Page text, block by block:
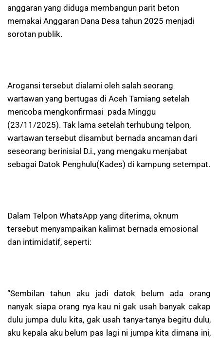
anggaran yang diduga membangun parit beton
memakai Anggaran Dana Desa tahun 2025 menjadi
sorotan publik.
Arogansi tersebut dialami oleh salah seorang
wartawan yang bertugas di Aceh Tamiang setelah
mencoba mengkonfirmasi pada Minggu
(23/11/2025). Tak lama setelah terhubung telpon,
wartawan tersebut disambut bernada ancaman dari
seseorang berinisial D.i., yang mengaku menjabat
sebagai Datok Penghulu(Kades) di kampung setempat.
Dalam Telpon WhatsApp yang diterima, oknum
tersebut menyampaikan kalimat bernada emosional
dan intimidatif, seperti:
“Sembilan tahun aku jadi datok belum ada orang
nanyak siapa orang nya kau ni gak usah banyak cakap
dulu jumpa dulu kita, gak usah tanya-tanya begitu dulu,
aku kepala aku belum pas lagi ni jumpa kita dimana ini,